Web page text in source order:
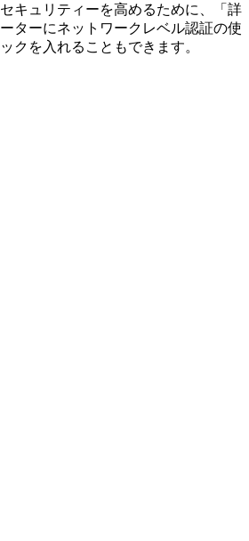
キュリティーを高めるために、「詳
ターにネットワークレベル認証の使
クを入れることもできます。